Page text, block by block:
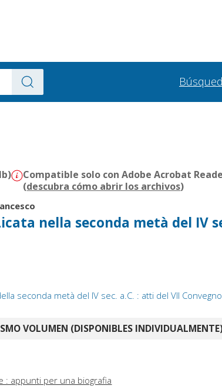
Compatible solo con Adobe Acrobat
(descubra cómo abrir los archivos)
nella seconda metà del IV
seconda metà del IV sec. a.C. : atti del VII
VOLUMEN (DISPONIBLES
: appunti per una biografia